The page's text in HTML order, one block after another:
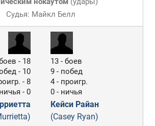
Судья: Майкл Белл
- 18
- 10
- 8
ничья - 0
13 - боев
9 - побед
4 - проигр.
0 - ничья
Кейси Райан
(Casey Ryan)